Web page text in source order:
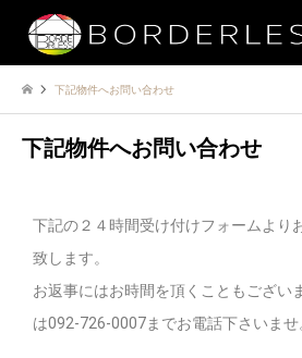
下記物件へお問い合わせ
下記物件へお問い合わせ
下記の２４時間受け付けフォームより
致します。
お返事にはお時間を頂くこともござい
は092-726-0007までお電話下さいませ